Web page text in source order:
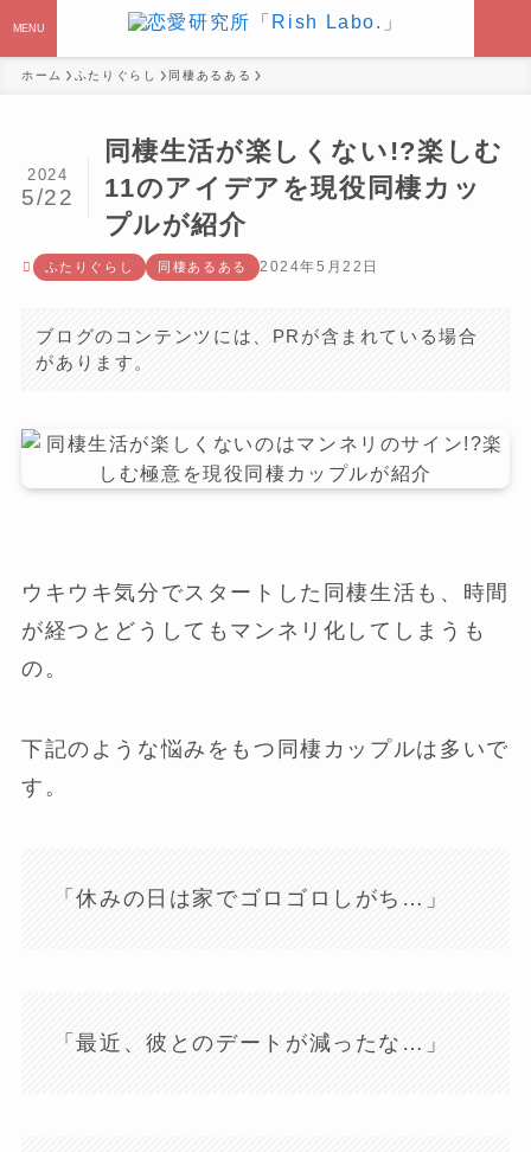
MENU
ホーム ふたりぐらし 同棲あるある
同棲生活が楽しくない!?楽しむ
11のアイデアを現役同棲カッ
プルが紹介
2024
5/22
ふたりぐらし 同棲あるある 2024年5月22日
ブログのコンテンツには、PRが含まれている場合
があります。
ウキウキ気分でスタートした同棲生活も、時間
が経つとどうしてもマンネリ化してしまうも
の。
下記のような悩みをもつ同棲カップルは多いで
す。
「休みの日は家でゴロゴロしがち…」
「最近、彼とのデートが減ったな…」